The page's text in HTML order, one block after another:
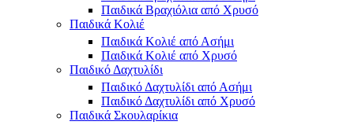
Παιδικά Βραχιόλια από Χρυσό
Παιδικά Κολιέ
Παιδικά Κολιέ από Ασήμι
Παιδικά Κολιέ από Χρυσό
Παιδικό Δαχτυλίδι
Παιδικό Δαχτυλίδι από Ασήμι
Παιδικό Δαχτυλίδι από Χρυσό
Παιδικά Σκουλαρίκια